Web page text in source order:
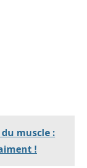
muscle :
!